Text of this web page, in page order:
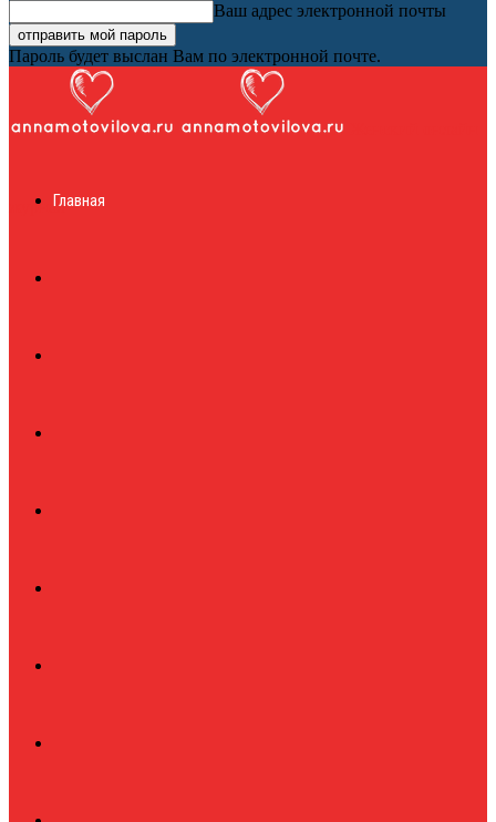
Ваш адрес электронной почты
Пароль будет выслан Вам по электронной почте.
журналГлавная